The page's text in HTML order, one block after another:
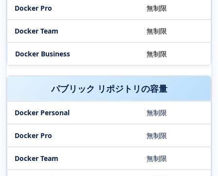
無制限
無制限
無制限
パブリック リポジトリの容量
無制限
無制限
無制限